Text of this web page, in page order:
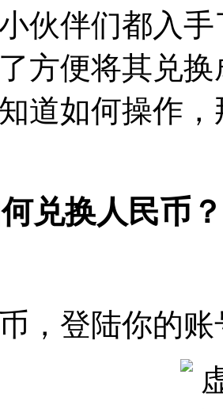
伙伴们都入
方便将其兑
道如何操作
兑换人民币？
，登陆你的账